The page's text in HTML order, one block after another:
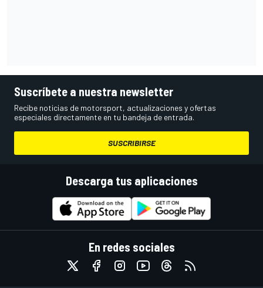
Suscríbete a nuestra newsletter
Recibe noticias de motorsport, actualizaciones y ofertas
especiales directamente en tu bandeja de entrada.
SUSCRIBIRSE
Descarga tus aplicaciones
En redes sociales